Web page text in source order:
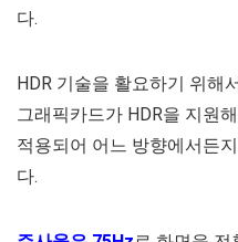
다.
HDR 기술을 활요하기 위해
그래픽카드가 HDR을 지원
적용되어 어느 방향에서든
다.